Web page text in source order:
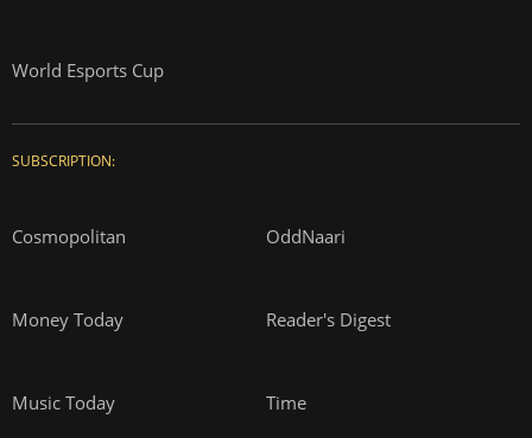
World Esports Cup
SUBSCRIPTION:
Cosmopolitan OddNaari
Money Today Reader's Digest
Music Today Time